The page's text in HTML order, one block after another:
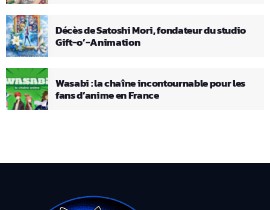
Décès de Satoshi Mori, fondateur du studio
Gift-o’-Animation
Wasabi : la chaîne incontournable pour les
fans d’anime en France